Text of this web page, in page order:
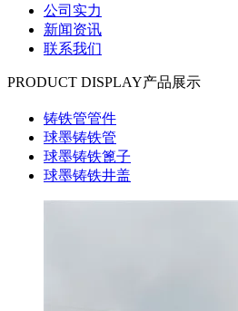
公司实力
新闻资讯
联系我们
PRODUCT DISPLAY产品展示
铸铁管管件
球墨铸铁管
球墨铸铁篦子
球墨铸铁井盖